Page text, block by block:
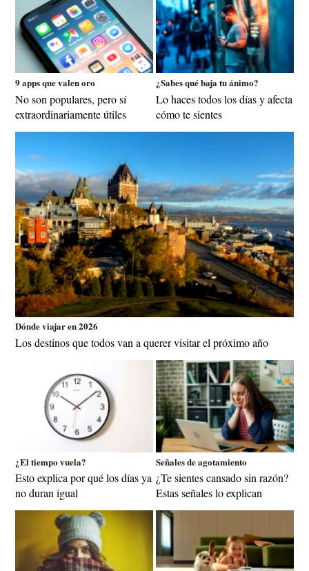
9 apps que valen oro
No son populares, pero sí
extraordinariamente útiles
¿Sabes qué baja tu ánimo?
Lo haces todos los días y afecta
cómo te sientes
Dónde viajar en 2026
Los destinos que todos van a querer visitar el próximo año
¿El tiempo vuela?
Esto explica por qué los días ya
no duran igual
Señales de agotamiento
¿Te sientes cansado sin razón?
Estas señales lo explican